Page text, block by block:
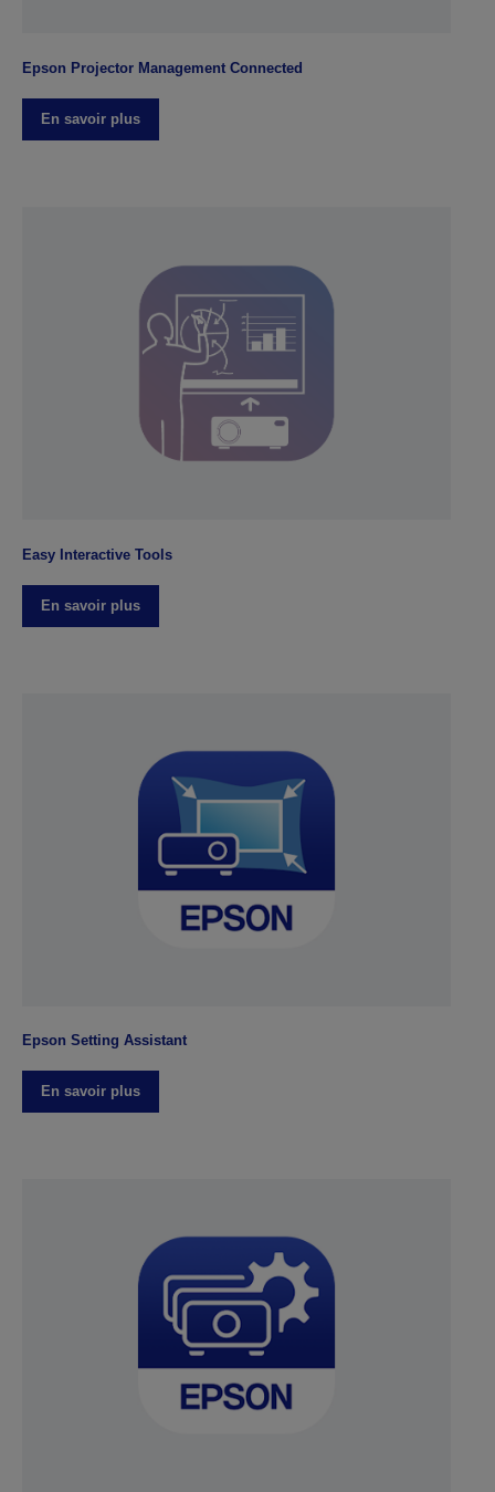
Epson Projector Management Connected
En savoir plus
Easy Interactive Tools
En savoir plus
Epson Setting Assistant
En savoir plus